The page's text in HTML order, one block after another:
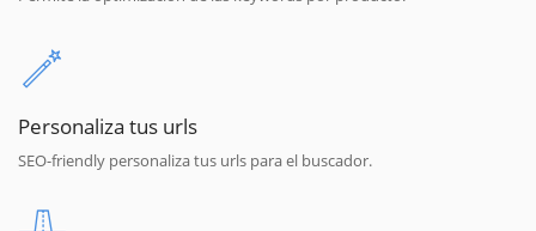
Personaliza tus urls
SEO-friendly personaliza tus urls para el buscador.